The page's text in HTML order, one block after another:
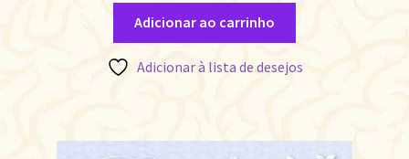
Adicionar ao carrinho
Adicionar à lista de desejos